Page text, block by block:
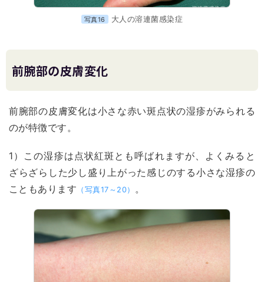
写真16 大人の溶連菌感染症
前腕部の皮膚変化
前腕部の皮膚変化は小さな赤い斑点状の湿疹がみられる
のが特徴です。
1）この湿疹は点状紅斑とも呼ばれますが、よくみると
ざらざらした少し盛り上がった感じのする小さな湿疹の
こともあります （写真17～20） 。